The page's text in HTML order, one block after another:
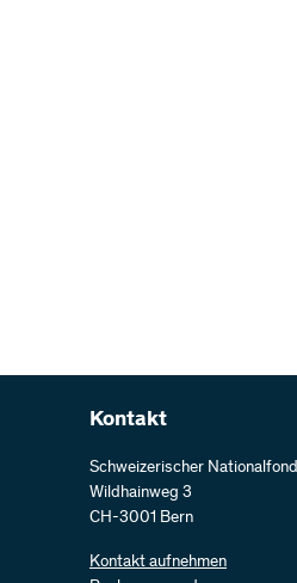
Kontakt
Schweizerischer
Wildhainweg 3
CH-3001 Bern
Kontakt aufnehmen